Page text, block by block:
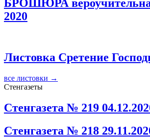
БРОШЮРА
2020
Листовка Сретение
все листовки →
Стенгазеты
Стенгазета № 219
Стенгазета № 218